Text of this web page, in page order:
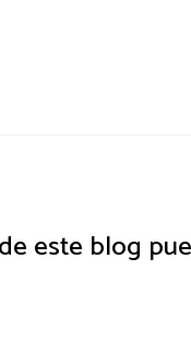
este blog